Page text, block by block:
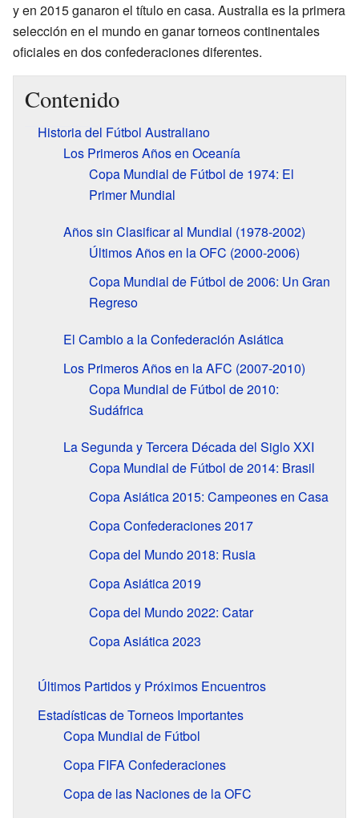
y en 2015 ganaron el título en casa. Australia es la primera
selección en el mundo en ganar torneos continentales
oficiales en dos confederaciones diferentes.
Contenido
Historia del Fútbol Australiano
Los Primeros Años en Oceanía
Copa Mundial de Fútbol de 1974: El
Primer Mundial
Años sin Clasificar al Mundial (1978-2002)
Últimos Años en la OFC (2000-2006)
Copa Mundial de Fútbol de 2006: Un Gran
Regreso
El Cambio a la Confederación Asiática
Los Primeros Años en la AFC (2007-2010)
Copa Mundial de Fútbol de 2010:
Sudáfrica
La Segunda y Tercera Década del Siglo XXI
Copa Mundial de Fútbol de 2014: Brasil
Copa Asiática 2015: Campeones en Casa
Copa Confederaciones 2017
Copa del Mundo 2018: Rusia
Copa Asiática 2019
Copa del Mundo 2022: Catar
Copa Asiática 2023
Últimos Partidos y Próximos Encuentros
Estadísticas de Torneos Importantes
Copa Mundial de Fútbol
Copa FIFA Confederaciones
Copa de las Naciones de la OFC